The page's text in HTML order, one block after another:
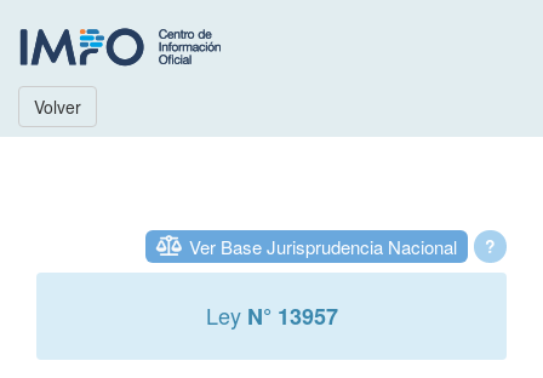
Volver
?
Ver Base Jurisprudencia Nacional
Ley N° 13957